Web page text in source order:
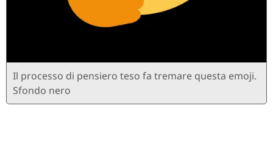
Il processo di pensiero teso fa tremare questa emoji.
Sfondo nero